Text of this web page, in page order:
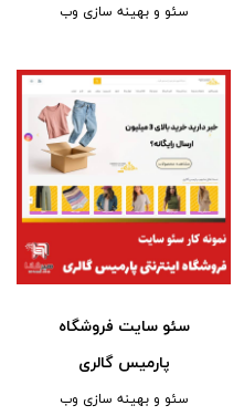
سئو و بهینه سازی وب
سئو سایت فروشگاه
پارمیس گالری
سئو و بهینه سازی وب